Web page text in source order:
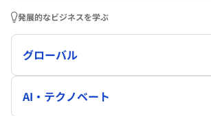
発展的なビジネスを学ぶ
グローバル
AI・テクノベート